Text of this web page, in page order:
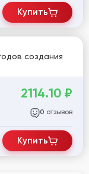
Купить
создания
2114.10 ₽
0 отзывов
Купить